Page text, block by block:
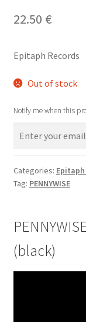
22.50 €
Epitaph Records
Out of stock
Notify me when this
Categories: Epitaph
Tag: PENNYWISE
(black)